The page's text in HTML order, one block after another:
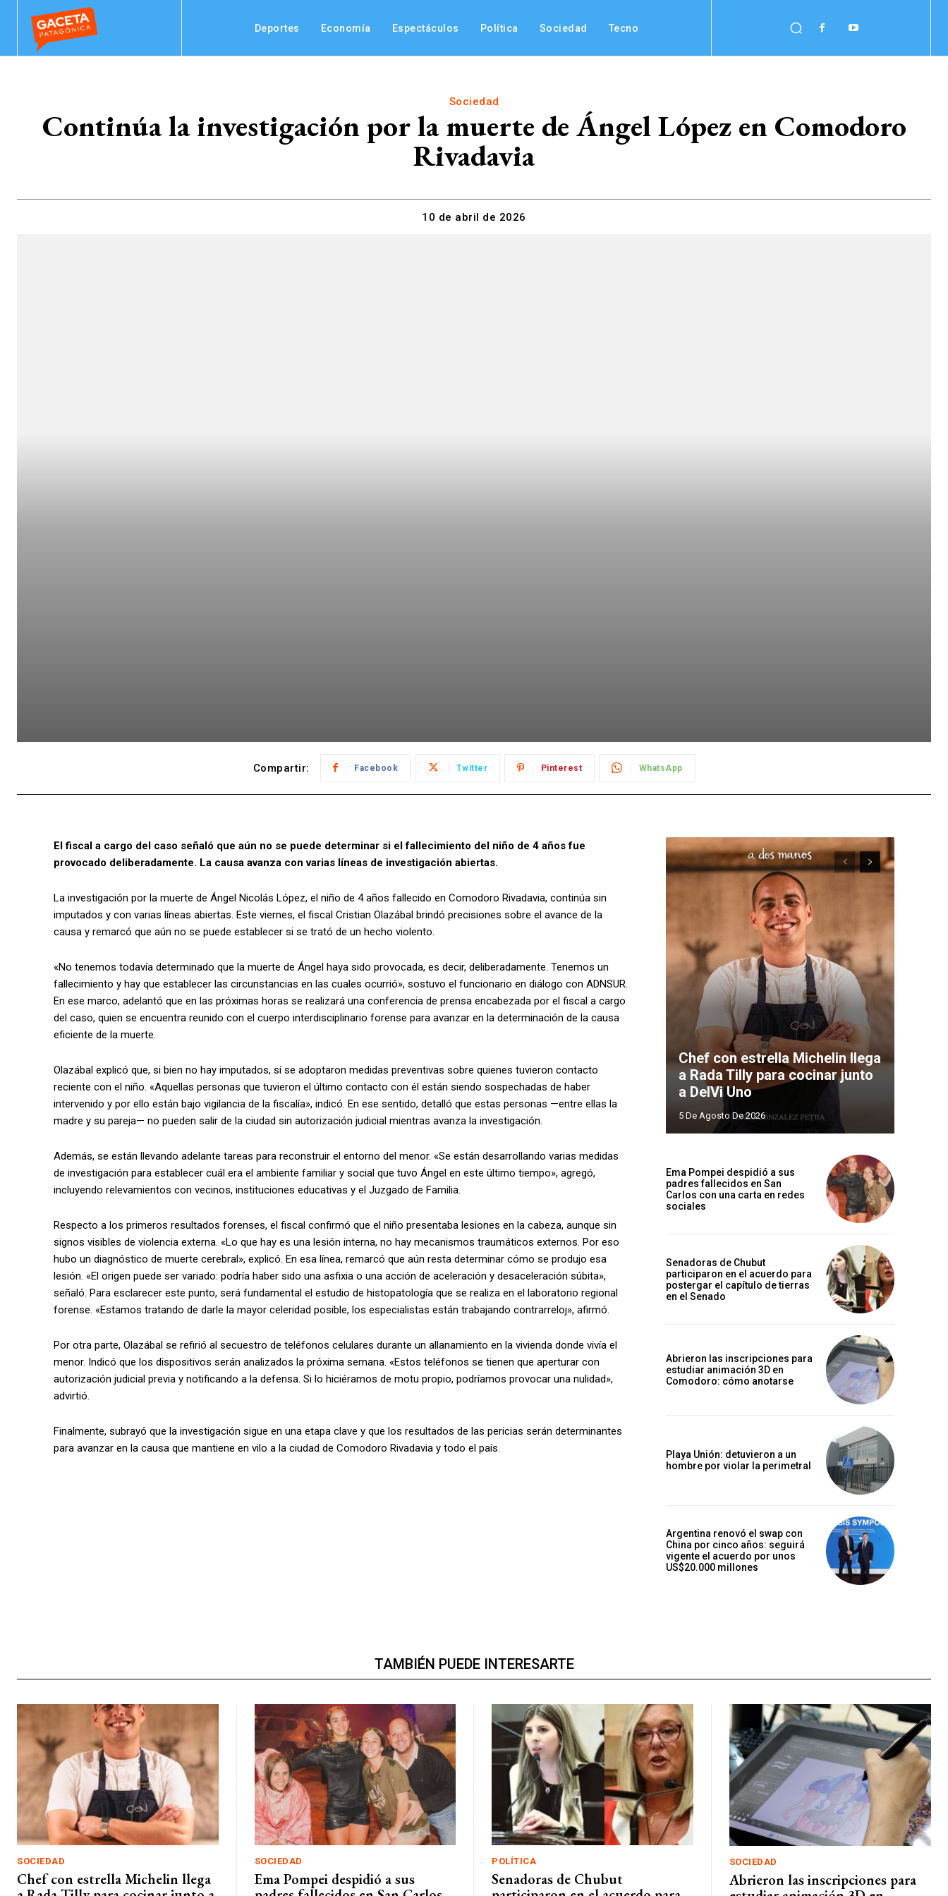
Deportes Economía Espectáculos Política Sociedad Tecno
Sociedad
Continúa la investigación por la muerte de Ángel López en Comodoro
Rivadavia
10 de abril de 2026
Compartir: Facebook Twitter Pinterest WhatsApp
El fiscal a cargo del caso señaló que aún no se puede determinar si el fallecimiento del niño de 4 años fue
provocado deliberadamente. La causa avanza con varias líneas de investigación abiertas.
La investigación por la muerte de Ángel Nicolás López, el niño de 4 años fallecido en Comodoro Rivadavia, continúa sin
imputados y con varias líneas abiertas. Este viernes, el fiscal Cristian Olazábal brindó precisiones sobre el avance de la
causa y remarcó que aún no se puede establecer si se trató de un hecho violento.
«No tenemos todavía determinado que la muerte de Ángel haya sido provocada, es decir, deliberadamente. Tenemos un
fallecimiento y hay que establecer las circunstancias en las cuales ocurrió», sostuvo el funcionario en diálogo con ADNSUR.
En ese marco, adelantó que en las próximas horas se realizará una conferencia de prensa encabezada por el fiscal a cargo
del caso, quien se encuentra reunido con el cuerpo interdisciplinario forense para avanzar en la determinación de la causa
eficiente de la muerte.
Olazábal explicó que, si bien no hay imputados, sí se adoptaron medidas preventivas sobre quienes tuvieron contacto
reciente con el niño. «Aquellas personas que tuvieron el último contacto con él están siendo sospechadas de haber
intervenido y por ello están bajo vigilancia de la fiscalía», indicó. En ese sentido, detalló que estas personas —entre ellas la
madre y su pareja— no pueden salir de la ciudad sin autorización judicial mientras avanza la investigación.
Además, se están llevando adelante tareas para reconstruir el entorno del menor. «Se están desarrollando varias medidas
de investigación para establecer cuál era el ambiente familiar y social que tuvo Ángel en este último tiempo», agregó,
incluyendo relevamientos con vecinos, instituciones educativas y el Juzgado de Familia.
Respecto a los primeros resultados forenses, el fiscal confirmó que el niño presentaba lesiones en la cabeza, aunque sin
signos visibles de violencia externa. «Lo que hay es una lesión interna, no hay mecanismos traumáticos externos. Por eso
hubo un diagnóstico de muerte cerebral», explicó. En esa línea, remarcó que aún resta determinar cómo se produjo esa
lesión. «El origen puede ser variado: podría haber sido una asfixia o una acción de aceleración y desaceleración súbita»,
señaló. Para esclarecer este punto, será fundamental el estudio de histopatología que se realiza en el laboratorio regional
forense. «Estamos tratando de darle la mayor celeridad posible, los especialistas están trabajando contrarreloj», afirmó.
Por otra parte, Olazábal se refirió al secuestro de teléfonos celulares durante un allanamiento en la vivienda donde vivía el
menor. Indicó que los dispositivos serán analizados la próxima semana. «Estos teléfonos se tienen que aperturar con
autorización judicial previa y notificando a la defensa. Si lo hiciéramos de motu propio, podríamos provocar una nulidad»,
advirtió.
Finalmente, subrayó que la investigación sigue en una etapa clave y que los resultados de las pericias serán determinantes
para avanzar en la causa que mantiene en vilo a la ciudad de Comodoro Rivadavia y todo el país.
Chef con estrella Michelin llega
a Rada Tilly para cocinar junto
a DelVi Uno
5 De Agosto De 2026
Ema Pompei despidió a sus
padres fallecidos en San
Carlos con una carta en redes
sociales
Senadoras de Chubut
participaron en el acuerdo para
postergar el capítulo de tierras
en el Senado
Abrieron las inscripciones para
estudiar animación 3D en
Comodoro: cómo anotarse
Playa Unión: detuvieron a un
hombre por violar la perimetral
Argentina renovó el swap con
China por cinco años: seguirá
vigente el acuerdo por unos
US$20.000 millones
TAMBIÉN PUEDE INTERESARTE
SOCIEDAD
Chef con estrella Michelin llega
SOCIEDAD
Ema Pompei despidió a sus
POLÍTICA
Senadoras de Chubut
SOCIEDAD
Abrieron las inscripciones para